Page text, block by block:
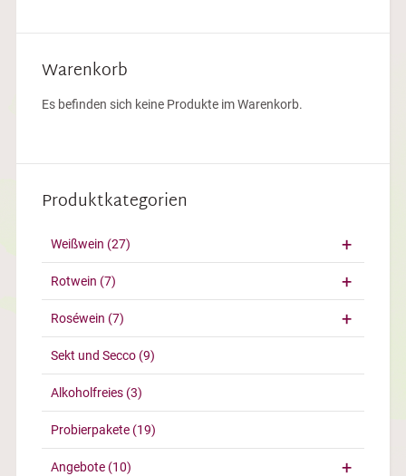
Warenkorb
Es befinden sich keine Produkte im Warenkorb.
Produktkategorien
Weißwein (27)
Rotwein (7)
Roséwein (7)
Sekt und Secco (9)
Alkoholfreies (3)
Probierpakete (19)
Angebote (10)